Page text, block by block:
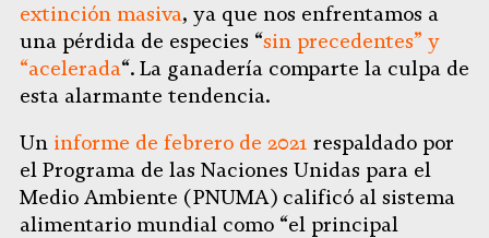
extinción masiva, ya que nos enfrentamos a
una pérdida de especies “sin precedentes” y
“acelerada“. La ganadería comparte la culpa de
esta alarmante tendencia.
Un informe de febrero de 2021 respaldado por
el Programa de las Naciones Unidas para el
Medio Ambiente (PNUMA) calificó al sistema
alimentario mundial como “el principal